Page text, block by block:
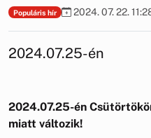
Populáris hír 2024. 07. 22.
2024.07.25-én
2024.07.25-én
miatt változik!